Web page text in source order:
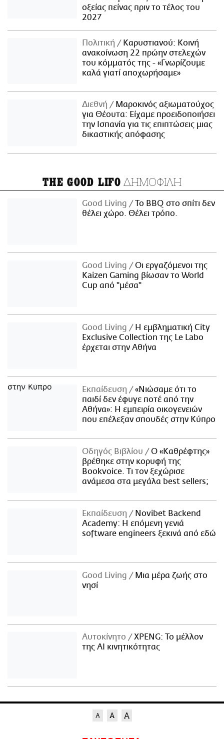
οξείας πείνας πριν το τέλος του
2027
Πολιτική
Καρυστιανού: Κοινή
ανακοίνωση 22 πρώην στελεχών
του κόμματός της - «Γνωρίζουμε
καλά γιατί αποχωρήσαμε»
Διεθνή
Μαροκινός αξιωματούχος
για Θέουτα: Είχαμε προειδοποιήσει
την Ισπανία για τις επιπτώσεις μιας
δικαστικής απόφασης
THE GOOD LIFO ΔΗΜΟΦΙΛΗ
Good Living
Το BBQ στο σπίτι δεν
θέλει χώρο. Θέλει τρόπο.
Good Living
Οι εργαζόμενοι της
Kaizen Gaming βίωσαν το World
Cup από "μέσα"
Good Living
Η εμβληματική City
Exclusive Collection της Le Labo
έρχεται στην Αθήνα
Εκπαίδευση
«Νιώσαμε ότι το
παιδί δεν έφυγε ποτέ από την
Αθήνα»: Η εμπειρία οικογενειών
που επέλεξαν σπουδές στην Κύπρο
Οδηγός Βιβλίου
Ο «Καθρέφτης»
βρέθηκε στην κορυφή της
Bookvoice. Τι τον ξεχώρισε
ανάμεσα στα μεγάλα best sellers;
Εκπαίδευση
Novibet Backend
Academy: Η επόμενη γενιά
software engineers ξεκινά από εδώ
Good Living
Μια μέρα ζωής στο
νησί
Αυτοκίνητο
XPENG: Το μέλλον
της AI κινητικότητας